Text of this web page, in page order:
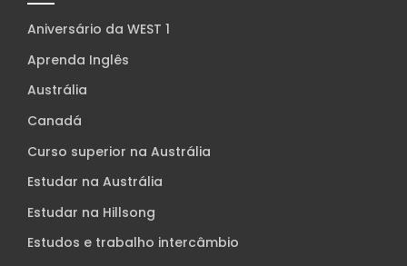
Aniversário da WEST 1
Aprenda Inglês
Austrália
Canadá
Curso superior na Austrália
Estudar na Austrália
Estudar na Hillsong
Estudos e trabalho intercâmbio